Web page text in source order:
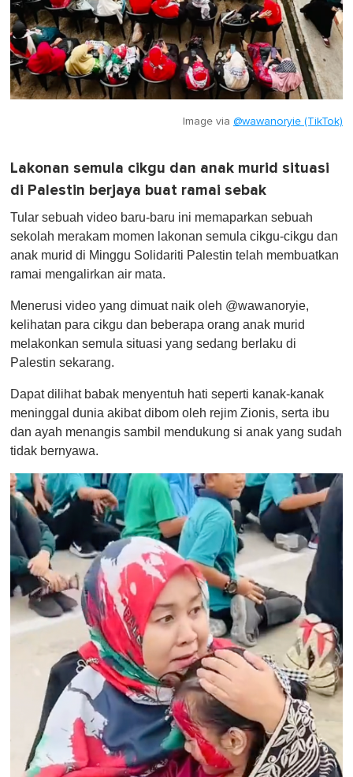
Image via @wawanoryie (TikTok)
Lakonan semula cikgu dan anak murid situasi
di Palestin berjaya buat ramai sebak
Tular sebuah video baru-baru ini memaparkan sebuah
sekolah merakam momen lakonan semula cikgu-cikgu dan
anak murid di Minggu Solidariti Palestin telah membuatkan
ramai mengalirkan air mata.
Menerusi video yang dimuat naik oleh @wawanoryie,
kelihatan para cikgu dan beberapa orang anak murid
melakonkan semula situasi yang sedang berlaku di
Palestin sekarang.
Dapat dilihat babak menyentuh hati seperti kanak-kanak
meninggal dunia akibat dibom oleh rejim Zionis, serta ibu
dan ayah menangis sambil mendukung si anak yang sudah
tidak bernyawa.